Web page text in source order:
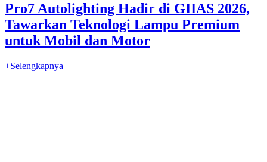
Pro7 Autolighting Hadir di GIIAS 2026,
Tawarkan Teknologi Lampu Premium
untuk Mobil dan Motor
+Selengkapnya